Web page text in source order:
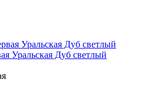
Уральская Дуб светлый